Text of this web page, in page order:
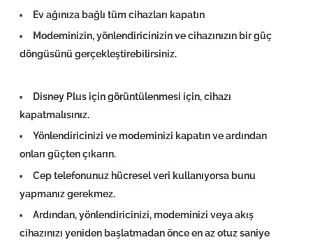
Ev ağınıza bağlı tüm cihazları kapatın
Modeminizin, yönlendiricinizin ve cihazınızın bir güç
döngüsünü gerçekleştirebilirsiniz.
Disney Plus için görüntülenmesi için, cihazı
kapatmalısınız.
Yönlendiricinizi ve modeminizi kapatın ve ardından
onları güçten çıkarın.
Cep telefonunuz hücresel veri kullanıyorsa bunu
yapmanız gerekmez.
Ardından, yönlendiricinizi, modeminizi veya akış
cihazınızı yeniden başlatmadan önce en az otuz saniye